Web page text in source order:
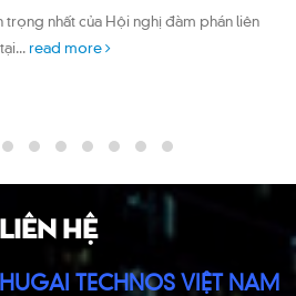
trọng nhất của Hội nghị đàm phán liên
read more
LIÊN HỆ
TECHNOS VIỆT NAM